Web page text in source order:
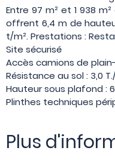
Entre 97 m² et 1 938
offrent 6,4 m de
t/m². Prestations :
Site sécurisé
Accès camions de
Résistance au sol : 3,0
Hauteur sous plafond :
Plinthes techniques
Plus